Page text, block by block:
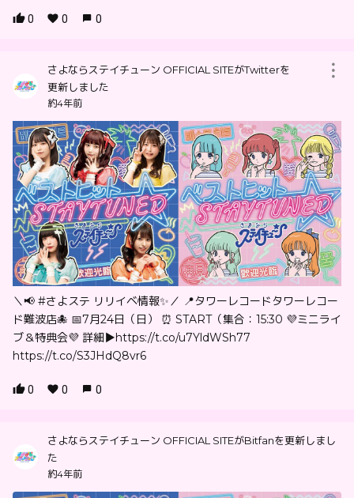
0 0 0
さよならステイチューン OFFICIAL SITEがTwitterを
更新しました
約4年前
＼📢 #さよステ リリイベ情報✨／ 📍タワーレコードタワーレコー
ド難波店🐙 📅7月24日（日） ⏰ START（集合：15:30 💜ミニライ
ブ＆特典会💜 詳細▶︎https://t.co/u7YldWSh77
https://t.co/S3JHdQ8vr6
0 0 0
さよならステイチューン OFFICIAL SITEがBitfanを更新しまし
た
約4年前